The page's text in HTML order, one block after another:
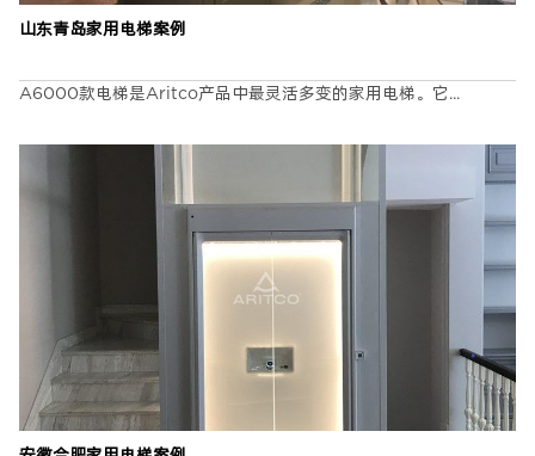
山东青岛家用电梯案例
A6000款电梯是Aritco产品中最灵活多变的家用电梯。它...